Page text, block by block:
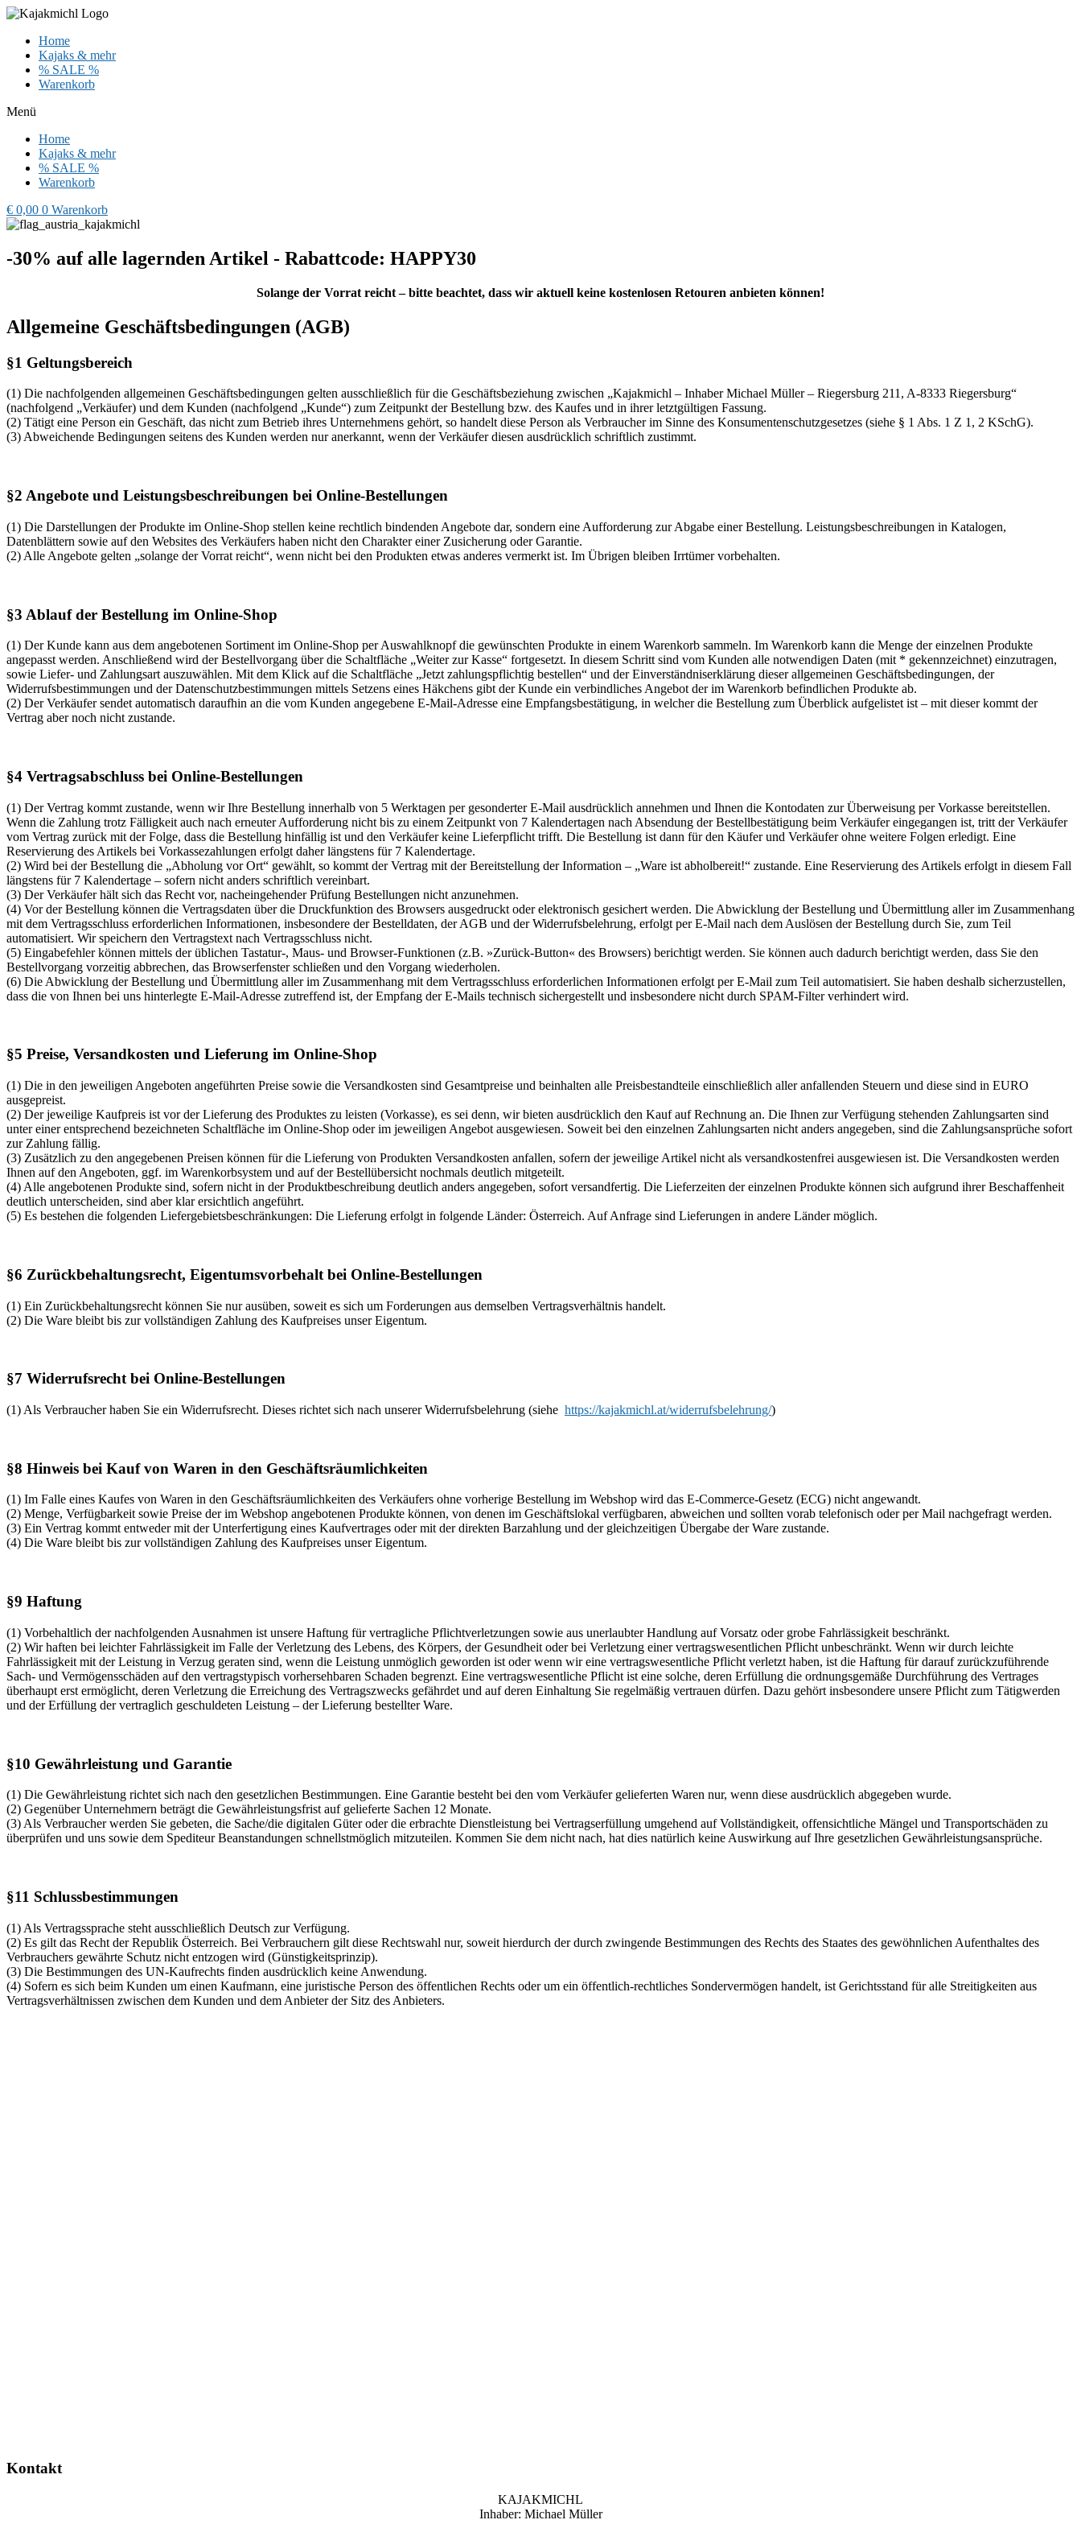
Zum
wechselnHome
Kajaks & mehr
% SALE %
Warenkorb
Menü
Home
Kajaks & mehr
% SALE %
Warenkorb
€ 0,00 0 Warenkorb
-30% auf alle lagernden Artikel - Rabattcode: HAPPY30
Solange der Vorrat reicht – bitte beachtet, dass wir aktuell keine kostenlosen Retouren anbieten können!
Allgemeine Geschäftsbedingungen (AGB)
§1 Geltungsbereich
(1) Die nachfolgenden allgemeinen Geschäftsbedingungen gelten ausschließlich für die Geschäftsbeziehung zwischen „Kajakmichl – Inhaber Michael Müller – Riegersburg 211, A-8333 Riegersburg“
(nachfolgend „Verkäufer) und dem Kunden (nachfolgend „Kunde“) zum Zeitpunkt der Bestellung bzw. des Kaufes und in ihrer letztgültigen Fassung.
(2) Tätigt eine Person ein Geschäft, das nicht zum Betrieb ihres Unternehmens gehört, so handelt diese Person als Verbraucher im Sinne des Konsumentenschutzgesetzes (siehe § 1 Abs. 1 Z 1, 2 KSchG).
(3) Abweichende Bedingungen seitens des Kunden werden nur anerkannt, wenn der Verkäufer diesen ausdrücklich schriftlich zustimmt.
§2 Angebote und Leistungsbeschreibungen bei Online-Bestellungen
(1) Die Darstellungen der Produkte im Online-Shop stellen keine rechtlich bindenden Angebote dar, sondern eine Aufforderung zur Abgabe einer Bestellung. Leistungsbeschreibungen in Katalogen,
Datenblättern sowie auf den Websites des Verkäufers haben nicht den Charakter einer Zusicherung oder Garantie.
(2) Alle Angebote gelten „solange der Vorrat reicht“, wenn nicht bei den Produkten etwas anderes vermerkt ist. Im Übrigen bleiben Irrtümer vorbehalten.
§3 Ablauf der Bestellung im Online-Shop
(1) Der Kunde kann aus dem angebotenen Sortiment im Online-Shop per Auswahlknopf die gewünschten Produkte in einem Warenkorb sammeln. Im Warenkorb kann die Menge der einzelnen Produkte
angepasst werden. Anschließend wird der Bestellvorgang über die Schaltfläche „Weiter zur Kasse“ fortgesetzt. In diesem Schritt sind vom Kunden alle notwendigen Daten (mit * gekennzeichnet) einzutragen,
sowie Liefer- und Zahlungsart auszuwählen. Mit dem Klick auf die Schaltfläche „Jetzt zahlungspflichtig bestellen“ und der Einverständniserklärung dieser allgemeinen Geschäftsbedingungen, der
Widerrufsbestimmungen und der Datenschutzbestimmungen mittels Setzens eines Häkchens gibt der Kunde ein verbindliches Angebot der im Warenkorb befindlichen Produkte ab.
(2) Der Verkäufer sendet automatisch daraufhin an die vom Kunden angegebene E-Mail-Adresse eine Empfangsbestätigung, in welcher die Bestellung zum Überblick aufgelistet ist – mit dieser kommt der
Vertrag aber noch nicht zustande.
§4 Vertragsabschluss bei Online-Bestellungen
(1) Der Vertrag kommt zustande, wenn wir Ihre Bestellung innerhalb von 5 Werktagen per gesonderter E-Mail ausdrücklich annehmen und Ihnen die Kontodaten zur Überweisung per Vorkasse bereitstellen.
Wenn die Zahlung trotz Fälligkeit auch nach erneuter Aufforderung nicht bis zu einem Zeitpunkt von 7 Kalendertagen nach Absendung der Bestellbestätigung beim Verkäufer eingegangen ist, tritt der Verkäufer
vom Vertrag zurück mit der Folge, dass die Bestellung hinfällig ist und den Verkäufer keine Lieferpflicht trifft. Die Bestellung ist dann für den Käufer und Verkäufer ohne weitere Folgen erledigt. Eine
Reservierung des Artikels bei Vorkassezahlungen erfolgt daher längstens für 7 Kalendertage.
(2) Wird bei der Bestellung die „Abholung vor Ort“ gewählt, so kommt der Vertrag mit der Bereitstellung der Information – „Ware ist abholbereit!“ zustande. Eine Reservierung des Artikels erfolgt in diesem Fall
längstens für 7 Kalendertage – sofern nicht anders schriftlich vereinbart.
(3) Der Verkäufer hält sich das Recht vor, nacheingehender Prüfung Bestellungen nicht anzunehmen.
(4) Vor der Bestellung können die Vertragsdaten über die Druckfunktion des Browsers ausgedruckt oder elektronisch gesichert werden. Die Abwicklung der Bestellung und Übermittlung aller im Zusammenhang
mit dem Vertragsschluss erforderlichen Informationen, insbesondere der Bestelldaten, der AGB und der Widerrufsbelehrung, erfolgt per E-Mail nach dem Auslösen der Bestellung durch Sie, zum Teil
automatisiert. Wir speichern den Vertragstext nach Vertragsschluss nicht.
(5) Eingabefehler können mittels der üblichen Tastatur-, Maus- und Browser-Funktionen (z.B. »Zurück-Button« des Browsers) berichtigt werden. Sie können auch dadurch berichtigt werden, dass Sie den
Bestellvorgang vorzeitig abbrechen, das Browserfenster schließen und den Vorgang wiederholen.
(6) Die Abwicklung der Bestellung und Übermittlung aller im Zusammenhang mit dem Vertragsschluss erforderlichen Informationen erfolgt per E-Mail zum Teil automatisiert. Sie haben deshalb sicherzustellen,
dass die von Ihnen bei uns hinterlegte E-Mail-Adresse zutreffend ist, der Empfang der E-Mails technisch sichergestellt und insbesondere nicht durch SPAM-Filter verhindert wird.
§5 Preise, Versandkosten und Lieferung im Online-Shop
(1) Die in den jeweiligen Angeboten angeführten Preise sowie die Versandkosten sind Gesamtpreise und beinhalten alle Preisbestandteile einschließlich aller anfallenden Steuern und diese sind in EURO
ausgepreist.
(2) Der jeweilige Kaufpreis ist vor der Lieferung des Produktes zu leisten (Vorkasse), es sei denn, wir bieten ausdrücklich den Kauf auf Rechnung an. Die Ihnen zur Verfügung stehenden Zahlungsarten sind
unter einer entsprechend bezeichneten Schaltfläche im Online-Shop oder im jeweiligen Angebot ausgewiesen. Soweit bei den einzelnen Zahlungsarten nicht anders angegeben, sind die Zahlungsansprüche sofort
zur Zahlung fällig.
(3) Zusätzlich zu den angegebenen Preisen können für die Lieferung von Produkten Versandkosten anfallen, sofern der jeweilige Artikel nicht als versandkostenfrei ausgewiesen ist. Die Versandkosten werden
Ihnen auf den Angeboten, ggf. im Warenkorbsystem und auf der Bestellübersicht nochmals deutlich mitgeteilt.
(4) Alle angebotenen Produkte sind, sofern nicht in der Produktbeschreibung deutlich anders angegeben, sofort versandfertig. Die Lieferzeiten der einzelnen Produkte können sich aufgrund ihrer Beschaffenheit
deutlich unterscheiden, sind aber klar ersichtlich angeführt.
(5) Es bestehen die folgenden Liefergebietsbeschränkungen: Die Lieferung erfolgt in folgende Länder: Österreich. Auf Anfrage sind Lieferungen in andere Länder möglich.
§6 Zurückbehaltungsrecht, Eigentumsvorbehalt bei Online-Bestellungen
(1) Ein Zurückbehaltungsrecht können Sie nur ausüben, soweit es sich um Forderungen aus demselben Vertragsverhältnis handelt.
(2) Die Ware bleibt bis zur vollständigen Zahlung des Kaufpreises unser Eigentum.
§7 Widerrufsrecht bei Online-Bestellungen
(1) Als Verbraucher haben Sie ein Widerrufsrecht. Dieses richtet sich nach unserer Widerrufsbelehrung (siehe https://kajakmichl.at/widerrufsbelehrung/)
§8 Hinweis bei Kauf von Waren in den Geschäftsräumlichkeiten
(1) Im Falle eines Kaufes von Waren in den Geschäftsräumlichkeiten des Verkäufers ohne vorherige Bestellung im Webshop wird das E-Commerce-Gesetz (ECG) nicht angewandt.
(2) Menge, Verfügbarkeit sowie Preise der im Webshop angebotenen Produkte können, von denen im Geschäftslokal verfügbaren, abweichen und sollten vorab telefonisch oder per Mail nachgefragt werden.
(3) Ein Vertrag kommt entweder mit der Unterfertigung eines Kaufvertrages oder mit der direkten Barzahlung und der gleichzeitigen Übergabe der Ware zustande.
(4) Die Ware bleibt bis zur vollständigen Zahlung des Kaufpreises unser Eigentum.
§9 Haftung
(1) Vorbehaltlich der nachfolgenden Ausnahmen ist unsere Haftung für vertragliche Pflichtverletzungen sowie aus unerlaubter Handlung auf Vorsatz oder grobe Fahrlässigkeit beschränkt.
(2) Wir haften bei leichter Fahrlässigkeit im Falle der Verletzung des Lebens, des Körpers, der Gesundheit oder bei Verletzung einer vertragswesentlichen Pflicht unbeschränkt. Wenn wir durch leichte
Fahrlässigkeit mit der Leistung in Verzug geraten sind, wenn die Leistung unmöglich geworden ist oder wenn wir eine vertragswesentliche Pflicht verletzt haben, ist die Haftung für darauf zurückzuführende
Sach- und Vermögensschäden auf den vertragstypisch vorhersehbaren Schaden begrenzt. Eine vertragswesentliche Pflicht ist eine solche, deren Erfüllung die ordnungsgemäße Durchführung des Vertrages
überhaupt erst ermöglicht, deren Verletzung die Erreichung des Vertragszwecks gefährdet und auf deren Einhaltung Sie regelmäßig vertrauen dürfen. Dazu gehört insbesondere unsere Pflicht zum Tätigwerden
und der Erfüllung der vertraglich geschuldeten Leistung – der Lieferung bestellter Ware.
§10 Gewährleistung und Garantie
(1) Die Gewährleistung richtet sich nach den gesetzlichen Bestimmungen. Eine Garantie besteht bei den vom Verkäufer gelieferten Waren nur, wenn diese ausdrücklich abgegeben wurde.
(2) Gegenüber Unternehmern beträgt die Gewährleistungsfrist auf gelieferte Sachen 12 Monate.
(3) Als Verbraucher werden Sie gebeten, die Sache/die digitalen Güter oder die erbrachte Dienstleistung bei Vertragserfüllung umgehend auf Vollständigkeit, offensichtliche Mängel und Transportschäden zu
überprüfen und uns sowie dem Spediteur Beanstandungen schnellstmöglich mitzuteilen. Kommen Sie dem nicht nach, hat dies natürlich keine Auswirkung auf Ihre gesetzlichen Gewährleistungsansprüche.
§11 Schlussbestimmungen
(1) Als Vertragssprache steht ausschließlich Deutsch zur Verfügung.
(2) Es gilt das Recht der Republik Österreich. Bei Verbrauchern gilt diese Rechtswahl nur, soweit hierdurch der durch zwingende Bestimmungen des Rechts des Staates des gewöhnlichen Aufenthaltes des
Verbrauchers gewährte Schutz nicht entzogen wird (Günstigkeitsprinzip).
(3) Die Bestimmungen des UN-Kaufrechts finden ausdrücklich keine Anwendung.
(4) Sofern es sich beim Kunden um einen Kaufmann, eine juristische Person des öffentlichen Rechts oder um ein öffentlich-rechtliches Sondervermögen handelt, ist Gerichtsstand für alle Streitigkeiten aus
Vertragsverhältnissen zwischen dem Kunden und dem Anbieter der Sitz des Anbieters.
Kontakt
KAJAKMICHL
Inhaber: Michael Müller